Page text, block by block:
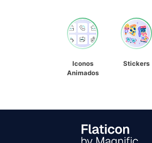
Iconos
Animados
Stickers